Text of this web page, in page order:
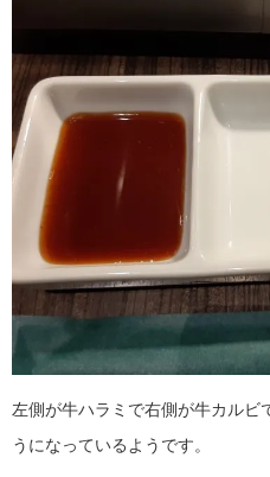
左側が牛ハラミで右側が牛カルビ
うになっているようです。